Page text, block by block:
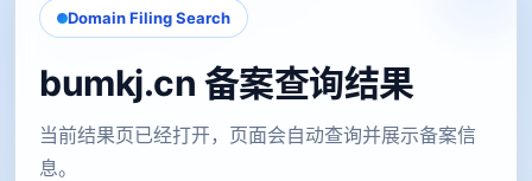
Domain Filing Search
bumkj.cn 备案查询结果
当前结果页已经打开，页面会自动查询并展示备案信
息。